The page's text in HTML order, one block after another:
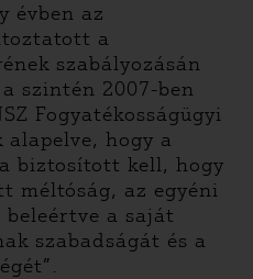
évben az
a
szabályozásán
szintén 2007-ben
Fogyatékosságügyi
alapelve, hogy a
biztosított kell, hogy
méltóság, az egyéni
a saját
szabadságát és a